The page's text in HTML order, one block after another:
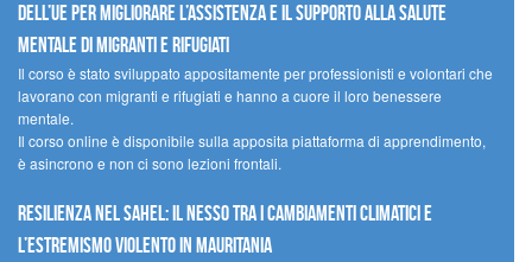
dell’UE per migliorare l’assistenza e il supporto alla salute
mentale di migranti e rifugiati
Il corso è stato sviluppato appositamente per professionisti e volontari che
lavorano con migranti e rifugiati e hanno a cuore il loro benessere
mentale.
Il corso online è disponibile sulla apposita piattaforma di apprendimento,
è asincrono e non ci sono lezioni frontali.
Resilienza nel Sahel: il nesso tra i cambiamenti climatici e
l’estremismo violento in Mauritania